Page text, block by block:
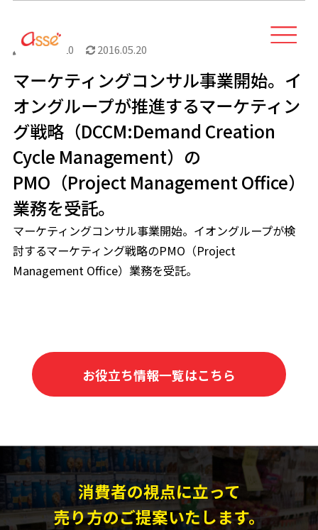
2016.05.20 2016.05.20
マーケティングコンサル事業開始。イ
オングループが推進するマーケティン
グ戦略（DCCM:Demand Creation
Cycle Management）の
PMO（Project Management Office）
業務を受託。
マーケティングコンサル事業開始。イオングループが検
討するマーケティング戦略のPMO（Project
Management Office）業務を受託。
お役立ち情報一覧はこちら
消費者の視点に立って
売り方のご提案いたします。